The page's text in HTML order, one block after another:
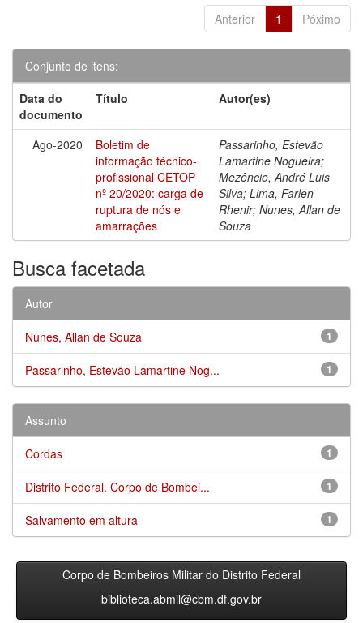
Anterior 1 Póximo
Conjunto de itens:
Data do
documento
Título Autor(es)
Ago-2020
Boletim de
informação técnico-
profissional CETOP
nº 20/2020: carga de
ruptura de nós e
amarrações
Passarinho, Estevão
Lamartine Nogueira;
Mezêncio, André Luis
Silva; Lima, Farlen
Rhenir; Nunes, Allan de
Souza
Busca facetada
Autor
1
Nunes, Allan de Souza
1
Passarinho, Estevão Lamartine Nog...
Assunto
1
Cordas
1
Distrito Federal. Corpo de Bombei...
1
Salvamento em altura
Corpo de Bombeiros Militar do Distrito Federal
biblioteca.abmil@cbm.df.gov.br